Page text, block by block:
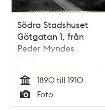
Södra Stadshuset
Götgatan 1, från
Peder Myndes
backe
Tid
1890 till 1910
Typ
Foto